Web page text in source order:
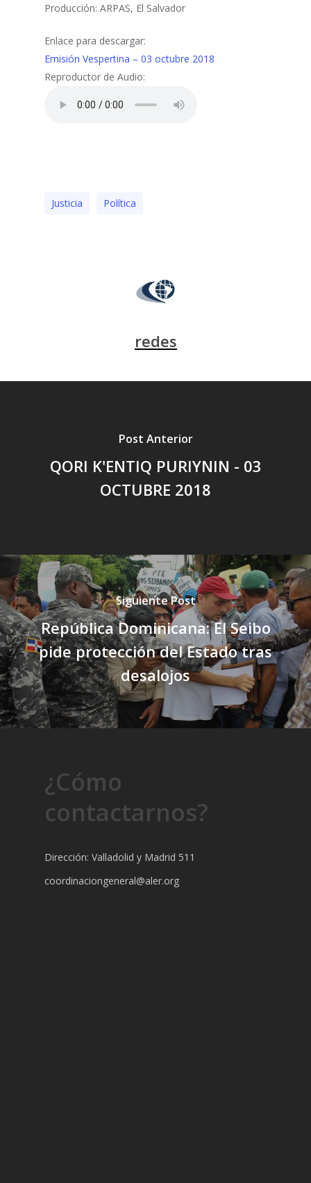
Producción: ARPAS, El Salvador
Enlace para descargar:
Emisión Vespertina – 03 octubre 2018
Reproductor de Audio:
Justicia Polí­tica
redes
Post Anterior
QORI K'ENTIQ PURIYNIN - 03
OCTUBRE 2018
Siguiente Post
República Dominicana: El Seibo
pide protección del Estado tras
desalojos
¿Cómo
contactarnos?
Dirección: Valladolid y Madrid 511
coordinaciongeneral@aler.org